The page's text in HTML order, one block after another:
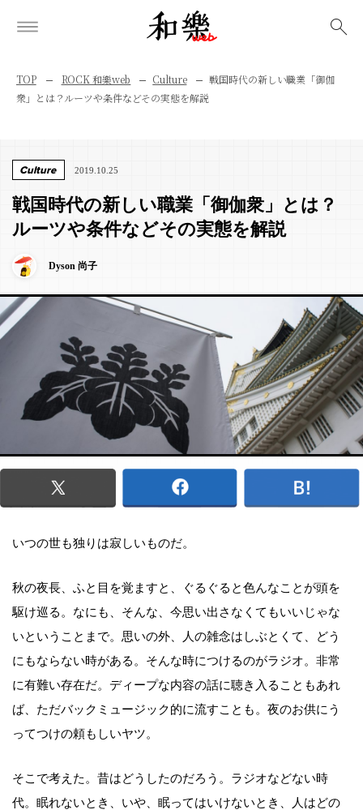
TOP ROCK 和樂web Culture
戦国時代の新しい職業「御伽
衆」とは？ルーツや条件などその実態を解説
Culture 2019.10.25
戦国時代の新しい職業「御伽衆」とは？
ルーツや条件などその実態を解説
Dyson 尚子
いつの世も独りは寂しいものだ。
秋の夜長、ふと目を覚ますと、ぐるぐると色んなことが頭を
駆け巡る。なにも、そんな、今思い出さなくてもいいじゃな
いということまで。思いの外、人の雑念はしぶとくて、どう
にもならない時がある。そんな時につけるのがラジオ。非常
に有難い存在だ。ディープな内容の話に聴き入ることもあれ
ば、ただバックミュージック的に流すことも。夜のお供にう
ってつけの頼もしいヤツ。
そこで考えた。昔はどうしたのだろう。ラジオなどない時
代。眠れないとき、いや、眠ってはいけないとき、人はどの